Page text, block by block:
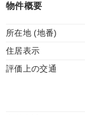
物件概要
所在地 (地番)
住居表示
評価上の交通